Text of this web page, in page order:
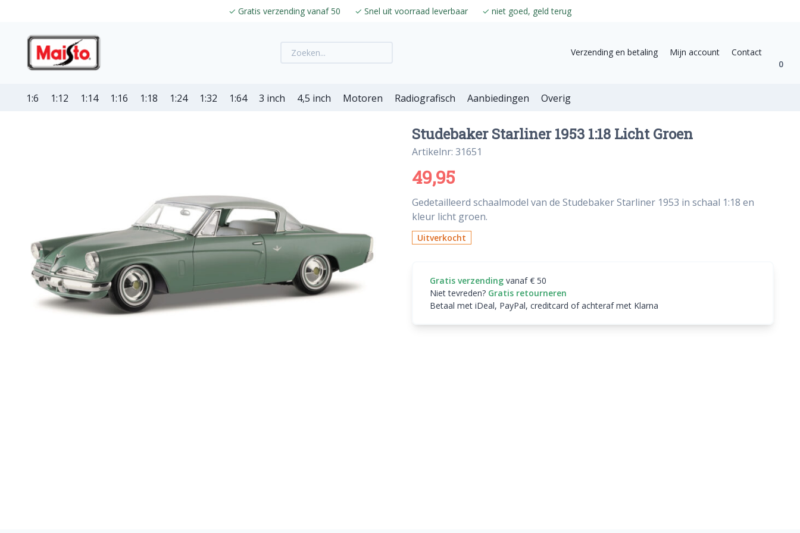
✓ Gratis verzending vanaf 50 ✓ Snel uit voorraad leverbaar ✓ niet goed, geld terug
Verzending en betaling Mijn account
Contact
0
1:6 1:12 1:14 1:16 1:18 1:24 1:32 1:64 3 inch 4,5 inch Motoren Radiografisch Aanbiedingen Overig
Studebaker Starliner 1953 1:18 Licht Groen
Artikelnr: 31651
49,95
Gedetailleerd schaalmodel van de Studebaker Starliner 1953 in schaal 1:18 en
kleur licht groen.
Uitverkocht
Gratis verzending vanaf € 50
Niet tevreden? Gratis retourneren
Betaal met iDeal, PayPal, creditcard of achteraf met Klarna